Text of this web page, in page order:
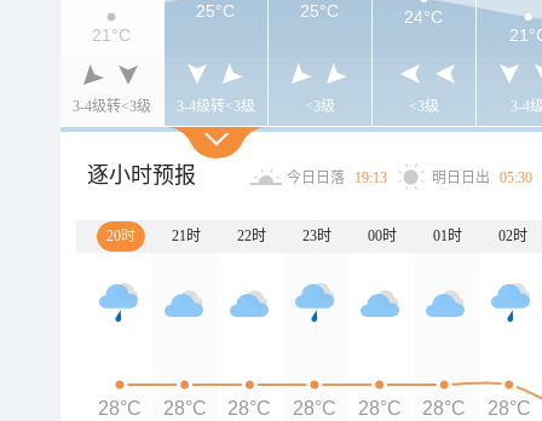
3-4级转<3级 3-4级转<3级 <3级 <3级 3-4
21°C
25°C 25°C
24°C
逐小时预报 今日日落 19:13 明日日出 05:30
20时 21时 22时 23时 00时 01时 02时
28°C 28°C 28°C 28°C 28°C 28°C 28°C